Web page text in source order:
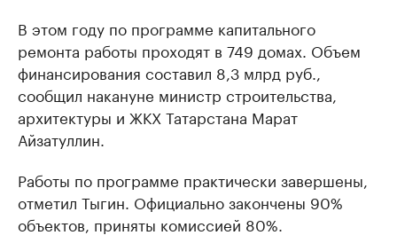
В этом году по программе капитального
ремонта работы проходят в 749 домах. Объем
финансирования составил 8,3 млрд руб.,
сообщил накануне министр строительства,
архитектуры и ЖКХ Татарстана Марат
Айзатуллин.
Работы по программе практически завершены,
отметил Тыгин. Официально закончены 90%
объектов, приняты комиссией 80%.